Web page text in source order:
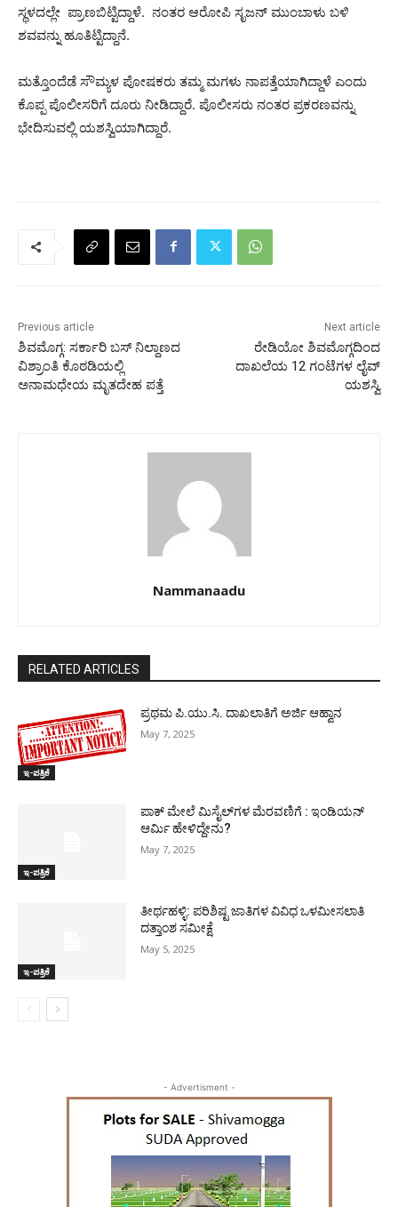
ಸ್ಥಳದಲ್ಲೇ ಪ್ರಾಣಬಿಟ್ಟಿದ್ದಾಳೆ. ನಂತರ ಆರೋಪಿ ಸೃಜನ್ ಮುಂಬಾಳು ಬಳಿ
ಶವವನ್ನು ಹೂತಿಟ್ಟಿದ್ದಾನೆ.
ಮತ್ತೊಂದೆಡೆ ಸೌಮ್ಯಳ ಪೋಷಕರು ತಮ್ಮ ಮಗಳು ನಾಪತ್ತೆಯಾಗಿದ್ದಾಳೆ ಎಂದು
ಕೊಪ್ಪ ಪೊಲೀಸರಿಗೆ ದೂರು ನೀಡಿದ್ದಾರೆ. ಪೊಲೀಸರು ನಂತರ ಪ್ರಕರಣವನ್ನು
ಭೇದಿಸುವಲ್ಲಿ ಯಶಸ್ವಿಯಾಗಿದ್ದಾರೆ.
Previous article
ಶಿವಮೊಗ್ಗ: ಸರ್ಕಾರಿ ಬಸ್ ನಿಲ್ದಾಣದ
ವಿಶ್ರಾಂತಿ ಕೊಠಡಿಯಲ್ಲಿ
ಅನಾಮಧೇಯ ಮೃತದೇಹ ಪತ್ತೆ
Next article
ರೇಡಿಯೋ ಶಿವಮೊಗ್ಗದಿಂದ
ದಾಖಲೆಯ 12 ಗಂಟೆಗಳ ಲೈವ್
ಯಶಸ್ವಿ
Nammanaadu
RELATED ARTICLES
ಇ-ಪತ್ರಿಕೆ
ಪ್ರಥಮ ಪಿ.ಯು.ಸಿ. ದಾಖಲಾತಿಗೆ ಅರ್ಜಿ ಆಹ್ವಾನ
May 7, 2025
ಇ-ಪತ್ರಿಕೆ
ಪಾಕ್​ ಮೇಲೆ ಮಿಸೈಲ್​ಗಳ ಮೆರವಣಿಗೆ : ಇಂಡಿಯನ್
ಆರ್ಮಿ ಹೇಳಿದ್ದೇನು?
May 7, 2025
ಇ-ಪತ್ರಿಕೆ
ತೀರ್ಥಹಳ್ಳಿ: ಪರಿಶಿಷ್ಟ ಜಾತಿಗಳ ವಿವಿಧ ಒಳಮೀಸಲಾತಿ
ದತ್ತಾಂಶ ಸಮೀಕ್ಷೆ
May 5, 2025
- Advertisment -